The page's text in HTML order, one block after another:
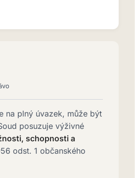
na plný úvazek, může být
posuzuje výživné
schopnosti a
odst. 1 občanského